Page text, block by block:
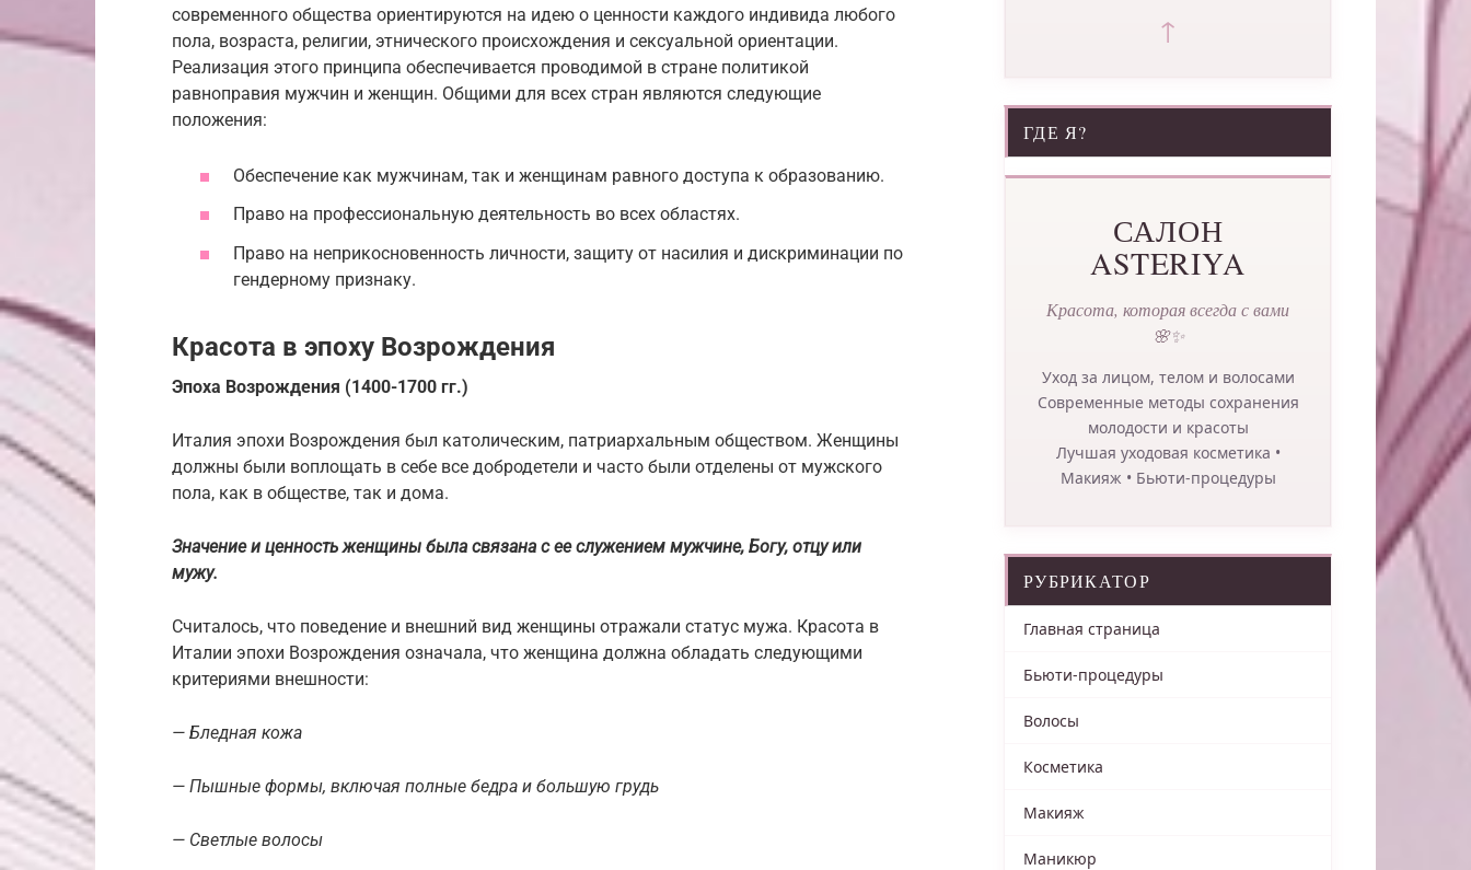
современного общества ориентируются на идею о ценности каждого индивида любого
пола, возраста, религии, этнического происхождения и сексуальной ориентации.
Реализация этого принципа обеспечивается проводимой в стране политикой
равноправия мужчин и женщин. Общими для всех стран являются следующие
положения:
Обеспечение как мужчинам, так и женщинам равного доступа к образованию.
Право на профессиональную деятельность во всех областях.
Право на неприкосновенность личности, защиту от насилия и дискриминации по
гендерному признаку.
Красота в эпоху Возрождения
Эпоха Возрождения (1400-1700 гг.)
Италия эпохи Возрождения был католическим, патриархальным обществом. Женщины
должны были воплощать в себе все добродетели и часто были отделены от мужского
пола, как в обществе, так и дома.
Значение и ценность женщины была связана с ее служением мужчине, Богу, отцу или
мужу.
Считалось, что поведение и внешний вид женщины отражали статус мужа. Красота в
Италии эпохи Возрождения означала, что женщина должна обладать следующими
критериями внешности:
— Бледная кожа
— Пышные формы, включая полные бедра и большую грудь
— Светлые волосы
↑
ГДЕ Я?
САЛОН
ASTERIYA
Красота, которая всегда с вами
🌸✨
Уход за лицом, телом и волосами
Современные методы сохранения
молодости и красоты
Лучшая уходовая косметика •
Макияж • Бьюти-процедуры
РУБРИКАТОР
Главная страница
Бьюти-процедуры
Волосы
Косметика
Макияж
Маникюр